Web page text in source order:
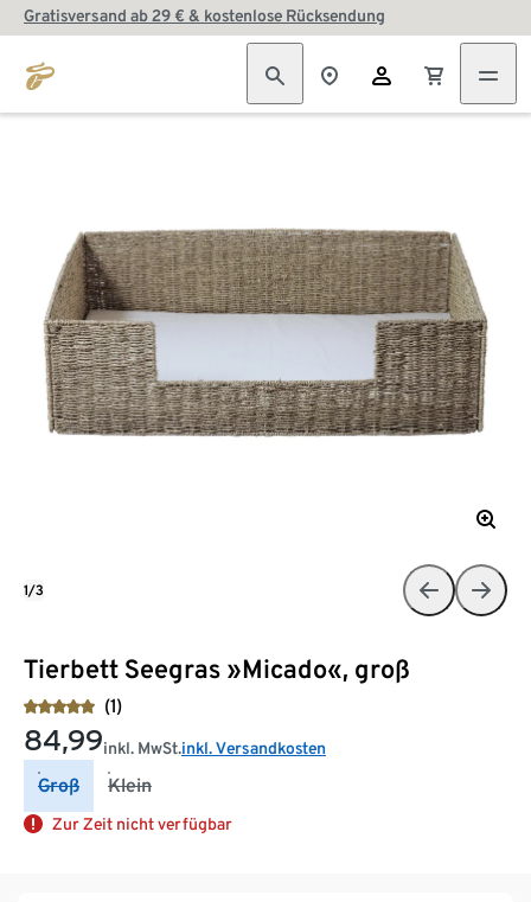
Gratisversand ab 29 € & kostenlose Rücksendung
Tierbett Seegras »Micado«, groß
(1)
84,99inkl. MwSt.inkl. Versandkosten
Groß Klein
Zur Zeit nicht verfügbar
1/3